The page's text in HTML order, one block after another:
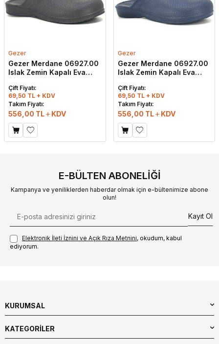
Gezer
Gezer Merdane 06927.00
Islak Zemin Kapalı Eva
Çift Fiyatı:
69,50 TL + KDV
Takım Fiyatı:
556,00 TL KDV
Gezer
Gezer Merdane 06927.00
Islak Zemin Kapalı Eva
Çift Fiyatı:
69,50 TL + KDV
Takım Fiyatı:
556,00 TL KDV
E-BÜLTEN ABONELIĞI
Kampanya ve yeniliklerden haberdar olmak için e-bültenimize abone
olun!
Kayıt Ol
Elektronik İleti İzni‌ni ve Açık Rıza Metni‌ni, okudum, kabul
ediyorum.
KURUMSAL
KATEGORİLER